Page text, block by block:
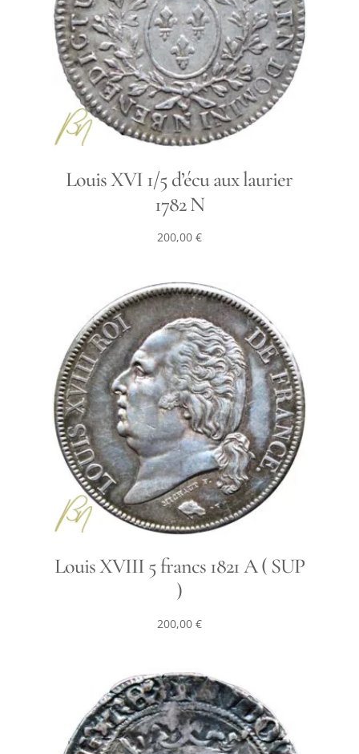
Louis XVI 1/5 d’écu aux laurier
1782 N
200,00 €
Louis XVIII 5 francs 1821 A ( SUP
)
200,00 €